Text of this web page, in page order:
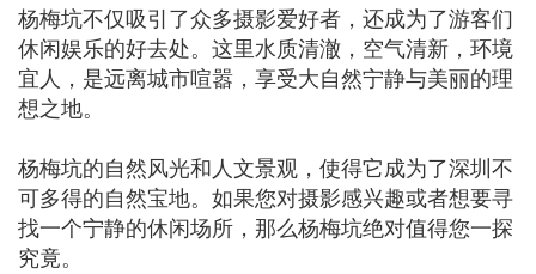
杨梅坑不仅吸引了众多摄影爱好者，还成为了游客们
休闲娱乐的好去处。这里水质清澈，空气清新，环境
宜人，是远离城市喧嚣，享受大自然宁静与美丽的理
想之地。
杨梅坑的自然风光和人文景观，使得它成为了深圳不
可多得的自然宝地。如果您对摄影感兴趣或者想要寻
找一个宁静的休闲场所，那么杨梅坑绝对值得您一探
究竟。